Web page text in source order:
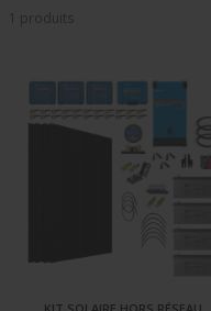
1 produits